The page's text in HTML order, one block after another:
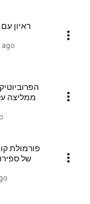
ago
ממליצה
פורמולת
של